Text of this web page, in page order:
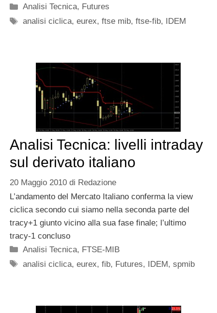
Categorie
Analisi Tecnica, Futures
Tag
analisi ciclica,eurex,ftse mib,ftse-fib, IDEM
Analisi Tecnica: livelli intraday
sul derivato italiano
20 Maggio 2010 di Redazione
L’andamento del Mercato Italiano conferma la view
ciclica secondo cui siamo nella seconda parte del
tracy+1 giunto vicino alla sua fase finale; l’ultimo
tracy-1 concluso
Categorie
Analisi Tecnica, FTSE-MIB
Tag
analisi ciclica,eurex,fib, Futures, IDEM,spmib